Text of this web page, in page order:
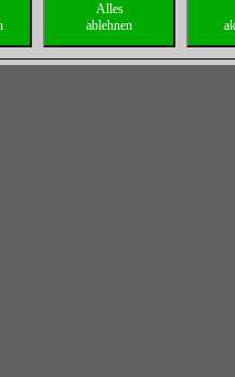
Alles
ablehnen